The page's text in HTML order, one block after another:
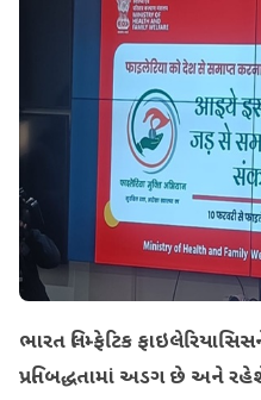
ભારત લિમ્ફેટિક
પ્રતિબદ્ધતામાં અડગ છે અને